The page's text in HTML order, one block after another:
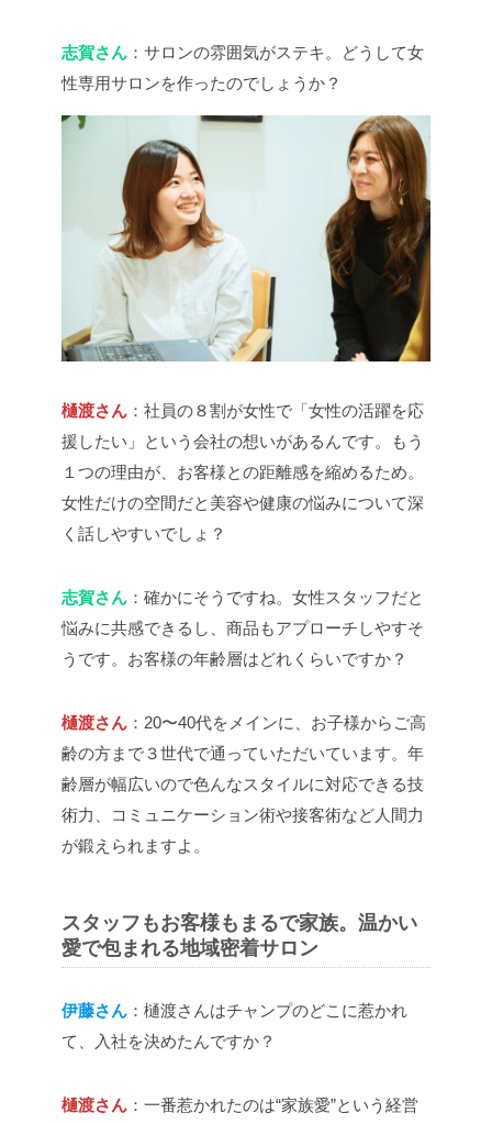
志賀さん ：サロンの雰囲気がステキ。どうして女
性専用サロンを作ったのでしょうか？
樋渡さん ：社員の８割が女性で「女性の活躍を応
援したい」という会社の想いがあるんです。もう
１つの理由が、お客様との距離感を縮めるため。
女性だけの空間だと美容や健康の悩みについて深
く話しやすいでしょ？
志賀さん ：確かにそうですね。女性スタッフだと
悩みに共感できるし、商品もアプローチしやすそ
うです。お客様の年齢層はどれくらいですか？
樋渡さん ：20〜40代をメインに、お子様からご高
齢の方まで３世代で通っていただいています。年
齢層が幅広いので色んなスタイルに対応できる技
術力、コミュニケーション術や接客術など人間力
が鍛えられますよ。
スタッフもお客様もまるで家族。温かい
愛で包まれる地域密着サロン
伊藤さん ：樋渡さんはチャンプのどこに惹かれ
て、入社を決めたんですか？
樋渡さん ：一番惹かれたのは“家族愛”という経営